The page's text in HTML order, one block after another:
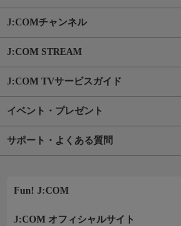
J:COMチャンネル
J:COM STREAM
J:COM TVサービスガイド
イベント・プレゼント
サポート・よくある質問
Fun! J:COM
J:COM オフィシャルサイト